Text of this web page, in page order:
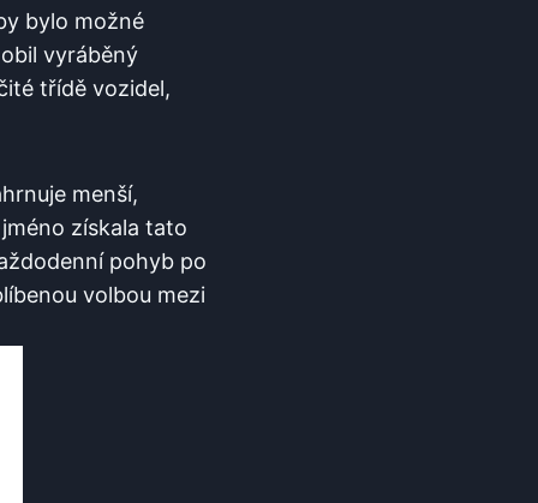
bylo možné
vyráběný
třídě vozidel,
menší,
získala tato
pohyb po
volbou mezi